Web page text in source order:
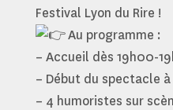
Festival Lyon du Rire !
Au programme :
– Accueil dès 19h00-
– Début du spectacle
– 4 humoristes sur